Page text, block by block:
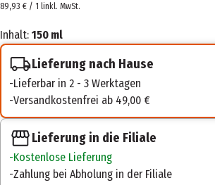
89,93 € / 1 linkl. MwSt.
Inhalt: 150 ml
Lieferung nach Hause
Lieferbar in 2 - 3 Werktagen
Versandkostenfrei ab 49,00 €
Lieferung in die Filiale
Kostenlose Lieferung
Zahlung bei Abholung in der Filiale